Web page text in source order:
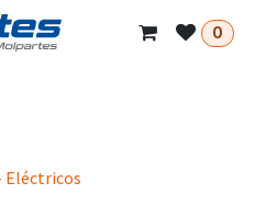
0
Eléctricos